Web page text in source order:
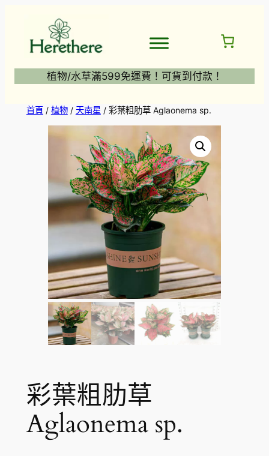
植物/水草滿599免運費！可貨到付款！
首頁/ 植物/ 天南星 / 彩葉粗肋草 Aglaonema sp.
彩葉粗肋草
Aglaonema sp.